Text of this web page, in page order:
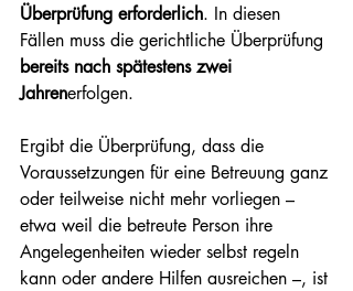
Überprüfung erforderlich. In diesen
Fällen muss die gerichtliche Überprüfung
bereits nach spätestens zwei
Jahrenerfolgen.
Ergibt die Überprüfung, dass die
Voraussetzungen für eine Betreuung ganz
oder teilweise nicht mehr vorliegen –
etwa weil die betreute Person ihre
Angelegenheiten wieder selbst regeln
kann oder andere Hilfen ausreichen –, ist